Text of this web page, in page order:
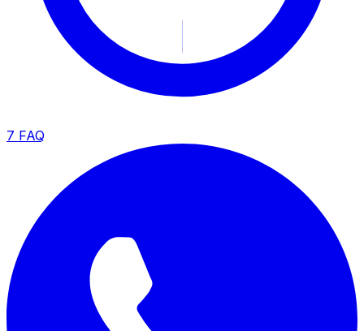
7 FAQ